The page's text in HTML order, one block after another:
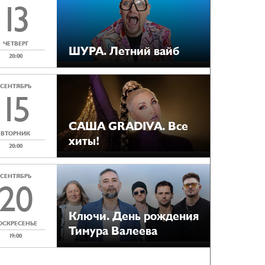
13
ЧЕТВЕРГ
20:00
ШУРА. Летний вайб
СЕНТЯБРЬ
15
ВТОРНИК
20:00
САША GRADIVA. Все
хиты!
СЕНТЯБРЬ
19:00
Ключи. День рождения
Тимура Валеева